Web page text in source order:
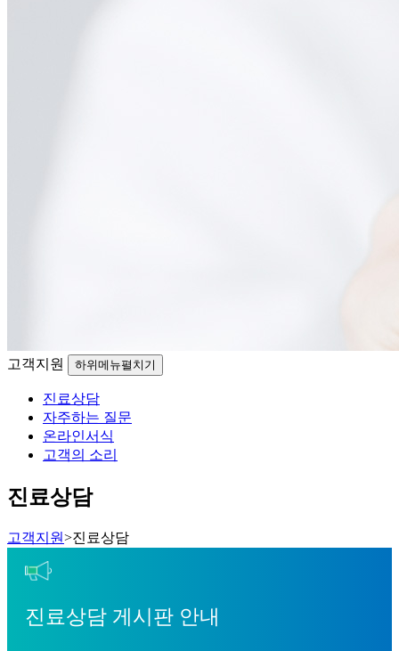
고객지원 하위메뉴펼치기
진료상담
자주하는 질문
온라인서식
고객의 소리
진료상담
고객지원>진료상담
진료상담 게시판 안내